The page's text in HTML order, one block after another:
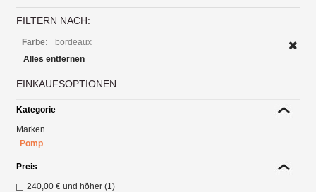
FILTERN NACH:
Farbe:
bordeaux
Alles entfernen
EINKAUFSOPTIONEN
Kategorie
Marken
Pomp
Preis
240,00 € und höher (1)